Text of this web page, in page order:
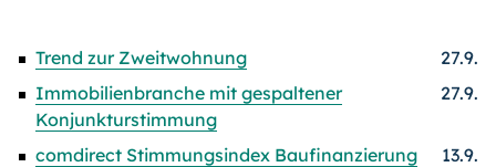
Trend zur Zweitwohnung
27.9.
Immobilienbranche mit gespaltener
Konjunkturstimmung
27.9.
comdirect Stimmungsindex Baufinanzierung 13.9.